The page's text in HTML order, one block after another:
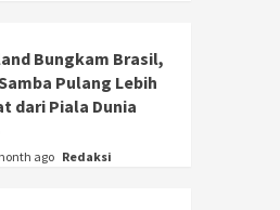
Bungkam Brasil,
Pulang Lebih
dari Piala Dunia
ago Redaksi